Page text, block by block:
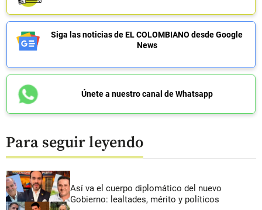
Siga las noticias de EL COLOMBIANO desde Google
News
Únete a nuestro canal de Whatsapp
Para seguir leyendo
Así va el cuerpo diplomático del nuevo
Gobierno: lealtades, mérito y políticos